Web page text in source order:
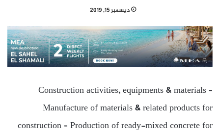
ديسمبر 15, 2019
Construction activities, equipments & materials –
Manufacture of materials & related products for
construction – Production of ready-mixed concrete for